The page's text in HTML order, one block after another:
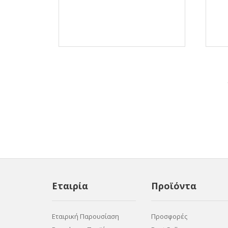
Εταιρία
Εταιρική Παρουσίαση
Προϊόντα
Προσφορές